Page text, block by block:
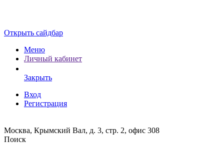
Открыть сайдбар
Меню
Личный кабинет
Закрыть
Вход
Регистрация
Москва, Крымский Вал, д. 3, стр. 2, офис 308
Поиск